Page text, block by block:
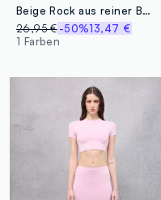
Beige Rock aus reiner Baumwolle, reguläre Passform mit Rüschendesign
26,95 €-50%13,47 €
1 Farben